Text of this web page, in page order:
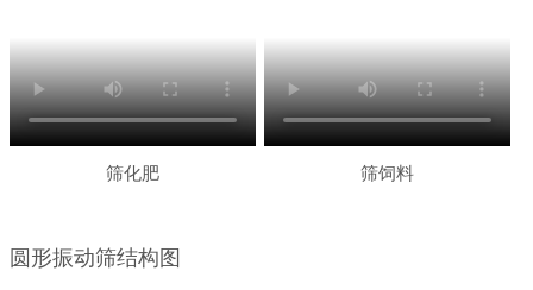
筛化肥 筛饲料
圆形振动筛结构图